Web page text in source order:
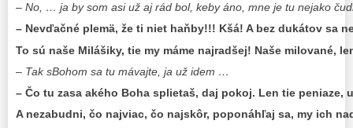
– No, … ja by som asi už aj rád bol, keby áno, mne je tu nejako
– Nevďačné plemä, že ti niet haňby!!! Kšá! A bez dukátov sa
To sú naše Milášiky, tie my máme najradšej! Naše milované,
– Tak sBohom sa tu mávajte, ja už idem …
– Čo tu zasa akého Boha splietaš, daj pokoj. Len tie peniaze,
A nezabudni, čo najviac, čo najskôr, poponáhľaj sa, my ich